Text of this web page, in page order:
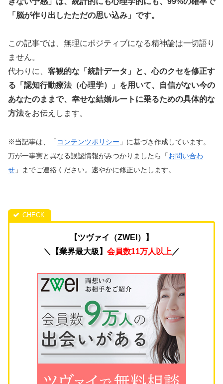
「脳が作り出したただの思い込み」です。
この記事では、無理にポジティブになる精神論は一切語り
ません。
代わりに、 客観的な「統計データ」と、心のクセを修正す
る「認知行動療法（心理学）」を用いて、自信がない今の
あなたのままで、幸せな結婚ルートに乗るための具体的な
方法をお伝えします。
※当記事は、「 コンテンツポリシー 」に基づき作成しています。
万が一事実と異なる誤認情報がみつかりましたら「お問い合わ
せ 」までご連絡ください。速やかに修正いたします。
【ツヴァイ（ZWEI）】
＼【業界最大級】 会員数11万人以上 ／